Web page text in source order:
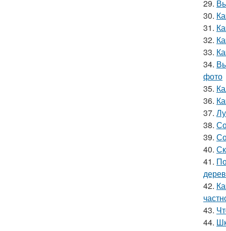
29.
30.
31.
32.
33.
34.
фото
35.
36.
37.
38.
39.
40.
41.
42.
43.
44.